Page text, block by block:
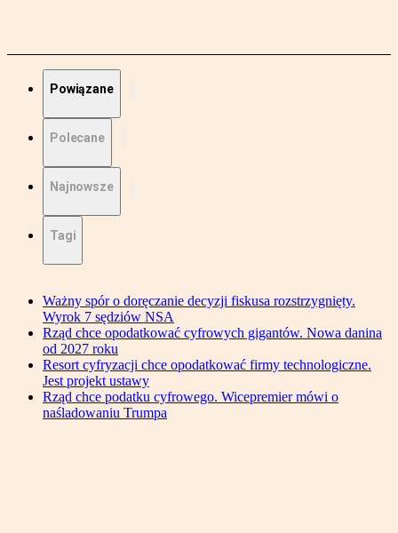
Powiązane
Polecane
Najnowsze
Tagi
Ważny spór o doręczanie decyzji fiskusa rozstrzygnięty.
Wyrok 7 sędziów NSA
Rząd chce opodatkować cyfrowych gigantów. Nowa danina
od 2027 roku
Resort cyfryzacji chce opodatkować firmy technologiczne.
Jest projekt ustawy
Rząd chce podatku cyfrowego. Wicepremier mówi o
naśladowaniu Trumpa